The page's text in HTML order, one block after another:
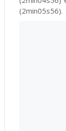
(2min05s56).